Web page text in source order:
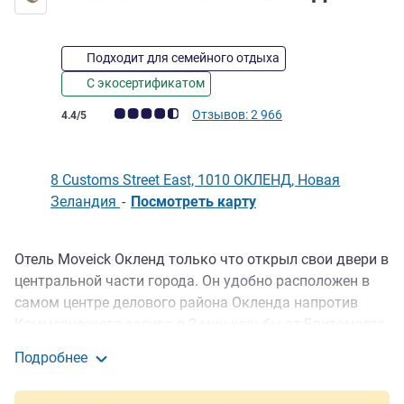
Подходит для семейного отдыха
С экосертификатом
Примечание: отзывы клиентов (Рейтинг ALL)
4.4/5 Отзывов: 2 966
8 Customs Street East, 1010 ОКЛЕНД, Новая
Зеландия - Посмотреть карту
Описание
Отель Moveick Окленд только что открыл свои двери в
центральной части города. Он удобно расположен в
самом центре делового района Окленда напротив
лучших ресторанов, баров и торговых центров
Окленда. Имя Mövenpick известно во всем мире. Отель
Подробнее